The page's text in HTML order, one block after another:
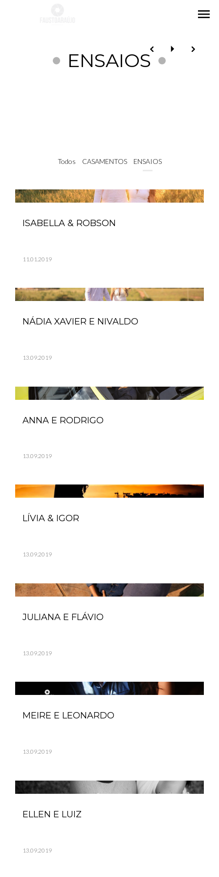
menu
ENSAIOS
Todos CASAMENTOS ENSAIOS
ISABELLA & ROBSON
11.01.2019
NÁDIA XAVIER E NIVALDO
13.09.2019
ANNA E RODRIGO
13.09.2019
LÍVIA & IGOR
13.09.2019
JULIANA E FLÁVIO
13.09.2019
MEIRE E LEONARDO
13.09.2019
ELLEN E LUIZ
13.09.2019